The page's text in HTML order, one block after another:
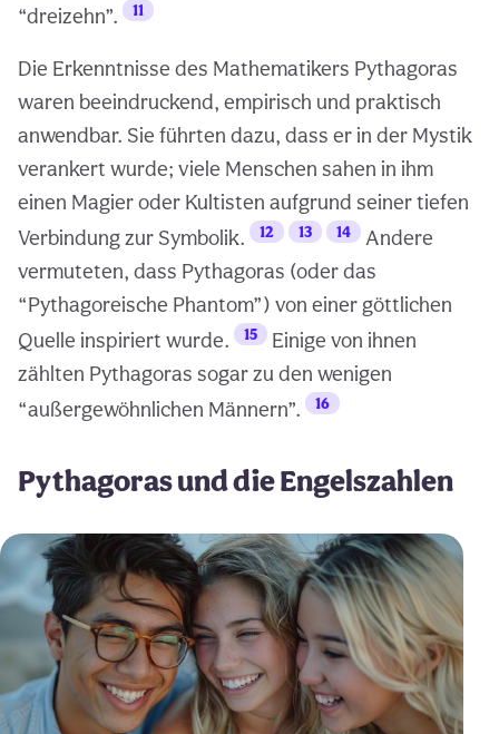
“dreizehn”.
11
Die Erkenntnisse des Mathematikers Pythagoras
waren beeindruckend, empirisch und praktisch
anwendbar. Sie führten dazu, dass er in der Mystik
verankert wurde; viele Menschen sahen in ihm
einen Magier oder Kultisten aufgrund seiner tiefen
Verbindung zur Symbolik.
12 13 14
Andere
vermuteten, dass Pythagoras (oder das
“Pythagoreische Phantom”) von einer göttlichen
Quelle inspiriert wurde.
15
Einige von ihnen
zählten Pythagoras sogar zu den wenigen
“außergewöhnlichen Männern”.
16
Pythagoras und die Engelszahlen